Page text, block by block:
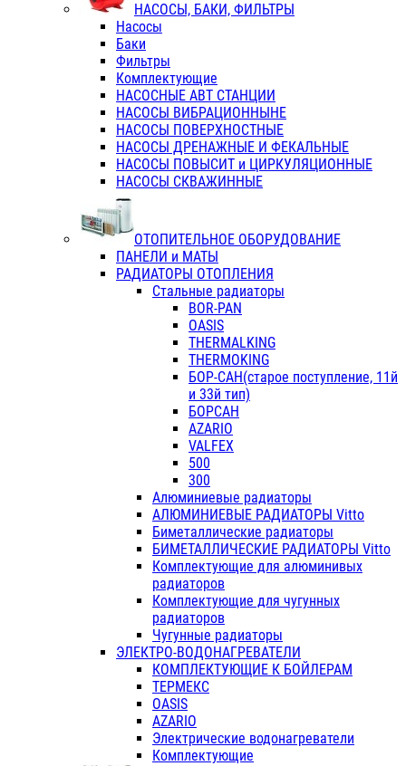
НАСОСЫ, БАКИ, ФИЛЬТРЫ
Насосы
Баки
Фильтры
Комплектующие
НАСОСНЫЕ АВТ СТАНЦИИ
НАСОСЫ ВИБРАЦИОННЫНЕ
НАСОСЫ ПОВЕРХНОСТНЫЕ
НАСОСЫ ДРЕНАЖНЫЕ И ФЕКАЛЬНЫЕ
НАСОСЫ ПОВЫСИТ и ЦИРКУЛЯЦИОННЫЕ
НАСОСЫ СКВАЖИННЫЕ
ОТОПИТЕЛЬНОЕ ОБОРУДОВАНИЕ
ПАНЕЛИ и МАТЫ
РАДИАТОРЫ ОТОПЛЕНИЯ
Стальные радиаторы
BOR-PAN
OASIS
THERMALKING
THERMOKING
БОР-САН(старое поступление, 11й
и 33й тип)
БОРСАН
AZARIO
VALFEX
500
300
Алюминиевые радиаторы
АЛЮМИНИЕВЫЕ РАДИАТОРЫ Vitto
Биметаллические радиаторы
БИМЕТАЛЛИЧЕСКИЕ РАДИАТОРЫ Vitto
Комплектующие для алюминивых
радиаторов
Комплектующие для чугунных
радиаторов
Чугунные радиаторы
ЭЛЕКТРО-ВОДОНАГРЕВАТЕЛИ
КОМПЛЕКТУЮЩИЕ К БОЙЛЕРАМ
ТЕРМЕКС
OASIS
AZARIO
Электрические водонагреватели
Комплектующие